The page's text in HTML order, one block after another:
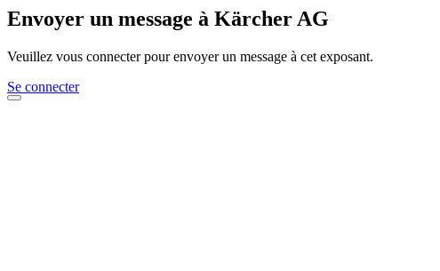
Envoyer un message à Kärcher AG
Veuillez vous connecter pour envoyer un message à cet exposant.
Se connecter